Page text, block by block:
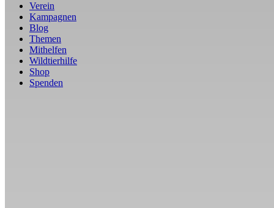
Verein
Kampagnen
Blog
Themen
Mithelfen
Wildtierhilfe
Shop
Spenden